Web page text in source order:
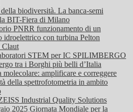
biodiversità. La banca-semi
BIT-Fiera di Milano
PNRR funzionamento di un
idroelettrico con turbina Pelton
Claut
STEM per IC SPILIMBERGO
tra i Borghi più belli d’Italia
molecolare: amplificare e correggere
della spettrofotometria in ambito
Industrial Quality Solutions
2025 Giornata Mondiale per la